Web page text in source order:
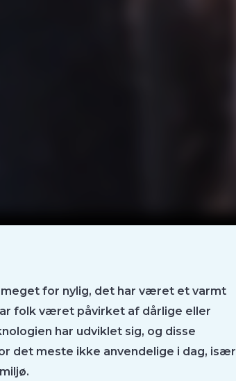
meget for nylig, det har været et varmt
folk været påvirket af dårlige eller
har udviklet sig, og disse
det meste ikke anvendelige i dag, især